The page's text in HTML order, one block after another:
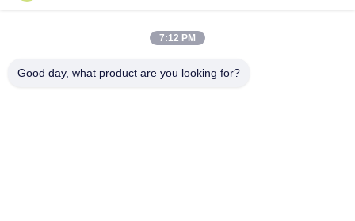
Werktijd
7:12 PM
Good day, what product are you looking for?